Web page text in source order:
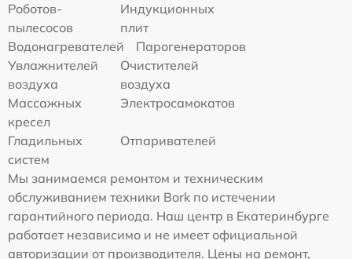
Роботов-
пылесосов
Индукционных
плит
Водонагревателей
Парогенераторов
Увлажнителей
воздуха
Очистителей
воздуха
Массажных
кресел
Электросамокатов
Гладильных
систем
Отпаривателей
Мы занимаемся ремонтом и техническим
обслуживанием техники Bork по истечении
гарантийного периода. Наш центр в Екатеринбурге
работает независимо и не имеет официальной
авторизации от производителя. Цены на ремонт,